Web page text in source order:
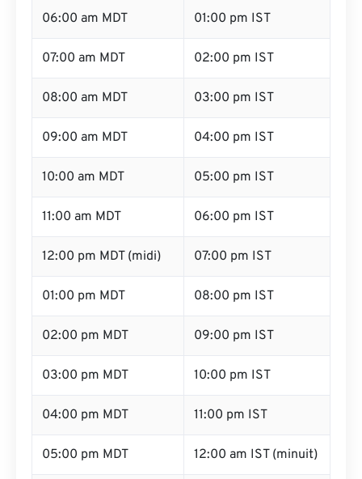
06:00 am MDT 01:00 pm IST
07:00 am MDT 02:00 pm IST
08:00 am MDT 03:00 pm IST
09:00 am MDT 04:00 pm IST
10:00 am MDT 05:00 pm IST
11:00 am MDT 06:00 pm IST
12:00 pm MDT (midi) 07:00 pm IST
01:00 pm MDT 08:00 pm IST
02:00 pm MDT 09:00 pm IST
03:00 pm MDT 10:00 pm IST
04:00 pm MDT 11:00 pm IST
05:00 pm MDT 12:00 am IST (minuit)